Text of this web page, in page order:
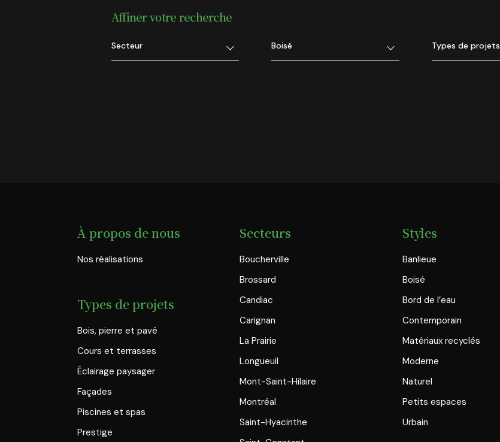
Affiner votre recherche
Secteur Boisé Types de projets
À propos de nous
Nos réalisations
Types de projets
Bois, pierre et pavé
Cours et terrasses
Éclairage paysager
Façades
Piscines et spas
Prestige
Secteurs
Boucherville
Brossard
Candiac
Carignan
La Prairie
Longueuil
Mont-Saint-Hilaire
Montréal
Saint-Hyacinthe
Styles
Banlieue
Boisé
Bord de l’eau
Contemporain
Matériaux recyclés
Moderne
Naturel
Petits espaces
Urbain